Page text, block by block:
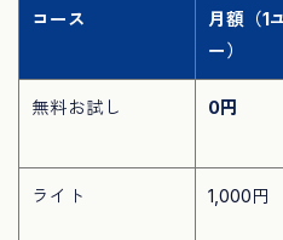
コース
月額（1
ー）
無料お試し 0円
ライト 1,000円